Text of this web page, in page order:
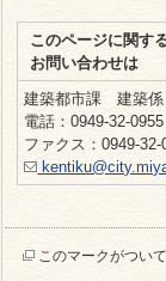
このページに関す
お問い合わせは
建築都市課 建築係
電話：0949-32-0955
ファクス：0949-32-
このマークがつい